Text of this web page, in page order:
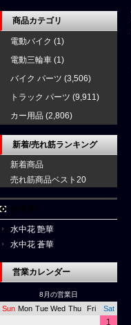
商品カテゴリ
電動バイク (1)
電動三輪車 (1)
バイク パーツ (3,506)
トラック パーツ (9,911)
カー用品 (2,806)
新着/売れ筋ランキング
新着商品
売れ筋商品ベスト20
水中花 艶華
水中花 蒼華
営業カレンダー
8月の営業日
Sun Mon Tue Wed Thu Fri Sat
1